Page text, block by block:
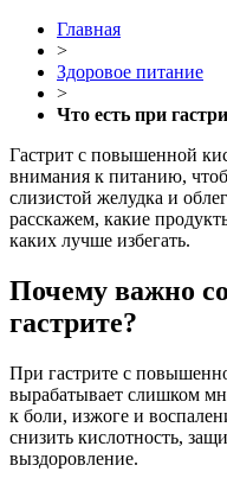
Главная
>
Здоровое питание
>
Что есть при
Гастрит с повышенной
внимания к питанию,
слизистой желудка и
расскажем, какие
каких лучше избегать.
Почему важно
гастрите?
При гастрите с
вырабатывает слишком
к боли, изжоге и
снизить кислотность,
выздоровление.